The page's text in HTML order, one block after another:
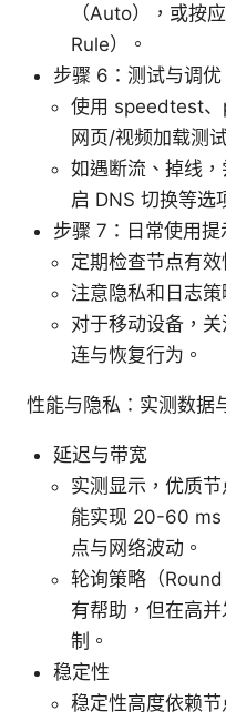
（Auto），或按
Rule）。
步骤 6：测试与调优
使用 speedtest
网页/视频加载测
如遇断流、掉线
启 DNS 切换等选
步骤 7：日常使用提
定期检查节点有
注意隐私和日志
对于移动设备，
连与恢复行为。
性能与隐私：实测数据
延迟与带宽
实测显示，优质
能实现 20-60 ms
点与网络波动。
轮询策略（
有帮助，但在高
制。
稳定性
稳定性高度依赖